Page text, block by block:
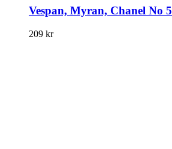
Vespan, Myran, Chanel No 5
209 kr